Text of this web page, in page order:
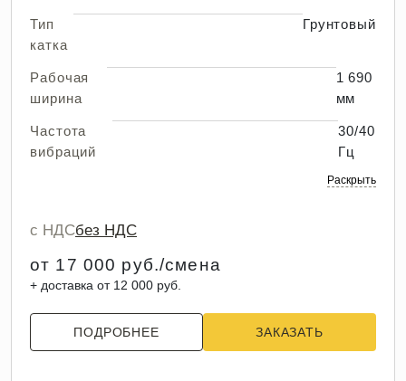
Тип
катка
Грунтовый
Рабочая
ширина
1 690
мм
Частота
вибраций
30/40
Гц
Раскрыть
с НДСбез НДС
от 17 000 руб./смена
+ доставка от 12 000 руб.
ПОДРОБНЕЕ ЗАКАЗАТЬ